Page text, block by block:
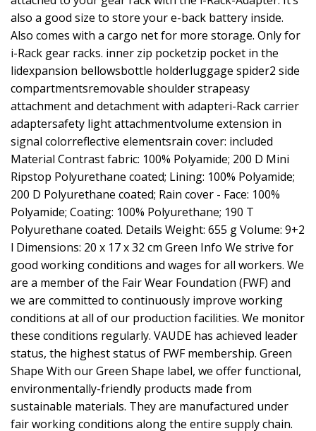
also a good size to store your e-back battery inside.
Also comes with a cargo net for more storage. Only for
i-Rack gear racks. inner zip pocketzip pocket in the
lidexpansion bellowsbottle holderluggage spider2 side
compartmentsremovable shoulder strapeasy
attachment and detachment with adapteri-Rack carrier
adaptersafety light attachmentvolume extension in
signal colorreflective elementsrain cover: included
Material Contrast fabric: 100% Polyamide; 200 D Mini
Ripstop Polyurethane coated; Lining: 100% Polyamide;
200 D Polyurethane coated; Rain cover - Face: 100%
Polyamide; Coating: 100% Polyurethane; 190 T
Polyurethane coated. Details Weight: 655 g Volume: 9+2
l Dimensions: 20 x 17 x 32 cm Green Info We strive for
good working conditions and wages for all workers. We
are a member of the Fair Wear Foundation (FWF) and
we are committed to continuously improve working
conditions at all of our production facilities. We monitor
these conditions regularly. VAUDE has achieved leader
status, the highest status of FWF membership. Green
Shape With our Green Shape label, we offer functional,
environmentally-friendly products made from
sustainable materials. They are manufactured under
fair working conditions along the entire supply chain.